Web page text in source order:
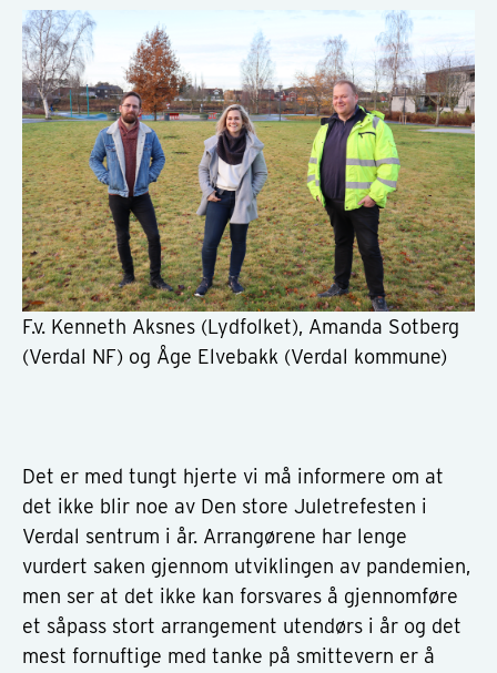
F.v. Kenneth Aksnes (Lydfolket), Amanda Sotberg
(Verdal NF) og Åge Elvebakk (Verdal kommune)
Det er med tungt hjerte vi må informere om at
det ikke blir noe av Den store Juletrefesten i
Verdal sentrum i år. Arrangørene har lenge
vurdert saken gjennom utviklingen av pandemien,
men ser at det ikke kan forsvares å gjennomføre
et såpass stort arrangement utendørs i år og det
mest fornuftige med tanke på smittevern er å